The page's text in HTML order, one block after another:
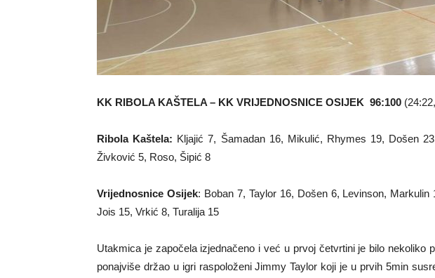
KK RIBOLA KAŠTELA – KK VRIJEDNOSNICE OSIJEK 96:100
Ribola Kaštela: Kljajić 7, Šamadan 16, Mikulić, Rhymes 19, Došen
Živković 5, Roso, Šipić 8
Vrijednosnice Osijek: Boban 7, Taylor 16, Došen 6, Levinson,
Jois 15, Vrkić 8, Turalija 15
Utakmica je započela izjednačeno i već u prvoj četvrtini je bilo nekoliko
ponajviše držao u igri raspoloženi Jimmy Taylor koji je u prvih 5min